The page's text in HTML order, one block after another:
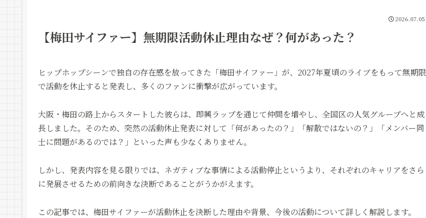
2026.07.05
【梅田サイファー】無期限活動休止理由なぜ？何があった？
ヒップホップシーンで独自の存在感を放ってきた「梅田サイファー」が、2027年夏頃のライブをもって無期限
で活動を休止すると発表し、多くのファンに衝撃が広がっています。
大阪・梅田の路上からスタートした彼らは、即興ラップを通じて仲間を増やし、全国区の人気グループへと成
長しました。そのため、突然の活動休止発表に対して「何があったの？」「解散ではないの？」「メンバー同
士に問題があるのでは？」といった声も少なくありません。
しかし、発表内容を見る限りでは、ネガティブな事情による活動停止というより、それぞれのキャリアをさら
に発展させるための前向きな決断であることがうかがえます。
この記事では、梅田サイファーが活動休止を決断した理由や背景、今後の活動について詳しく解説します。